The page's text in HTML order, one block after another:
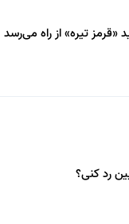
رد کنی؟